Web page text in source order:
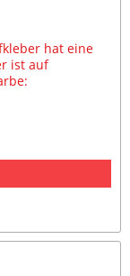
hat eine
ist auf